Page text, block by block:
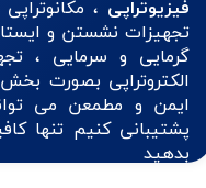
فیزیوتراپی ،
تجهیزات نشستن و
گرمایی و سرمایی ،
الکتروتراپی بصورت
ایمن و مطمعن می
پشتیبانی کنیم تنها
بدهید